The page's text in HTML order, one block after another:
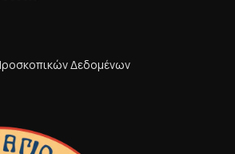
Δεδομένων